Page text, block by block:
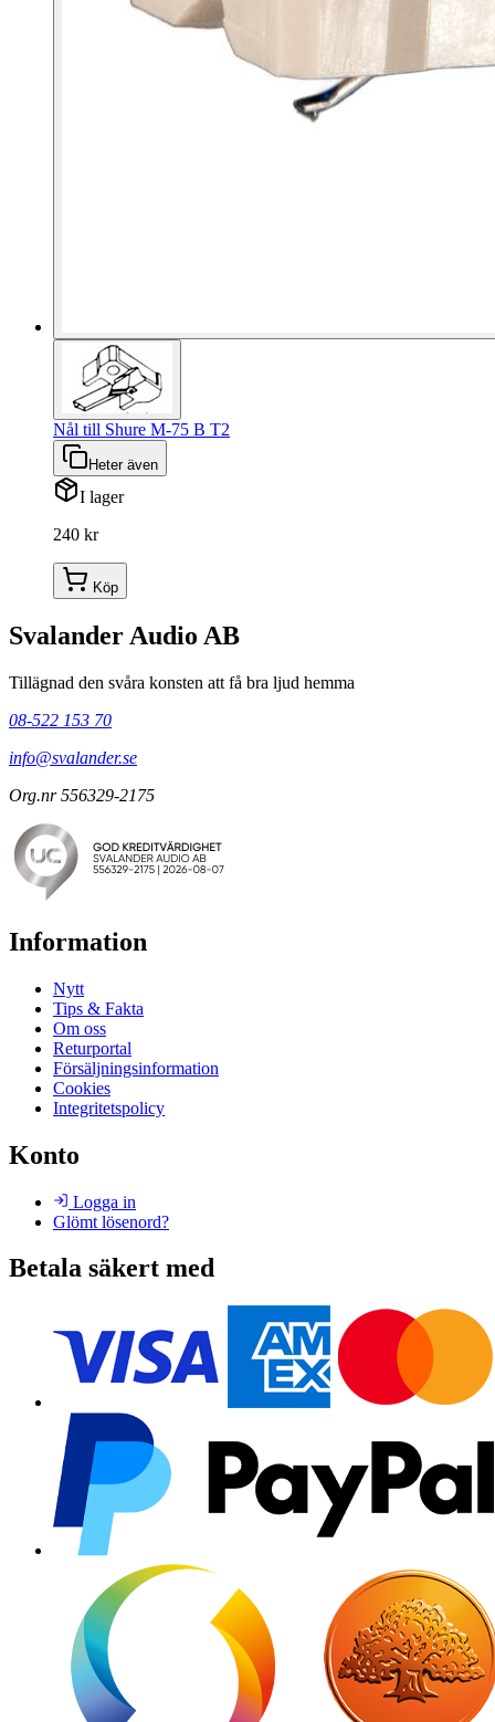
Nål till Shure M-75 B T2
Heter även
I lager
240 kr
Köp
Svalander Audio AB
Tillägnad den svåra konsten att få bra ljud hemma
08-522 153 70
info@svalander.se
Org.nr 556329-2175
Information
Nytt
Tips & Fakta
Om oss
Returportal
Försäljningsinformation
Cookies
Integritetspolicy
Konto
Logga in
Glömt lösenord?
Betala säkert med